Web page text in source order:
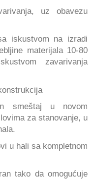
uz obavezu
iskustvom na izradi
materijala 10-80
zavarivanja
smeštaj u novom
za stanovanje, u
u hali sa kompletnom
tako da omogućuje